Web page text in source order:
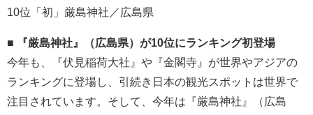
10位「初」厳島神社／広島県
■ 『厳島神社』（広島県）が10位にランキング初登場
今年も、『伏見稲荷大社』や『金閣寺』が世界やアジアの
ランキングに登場し、引続き日本の観光スポットは世界で
注目されています。そして、今年は『厳島神社』（広島